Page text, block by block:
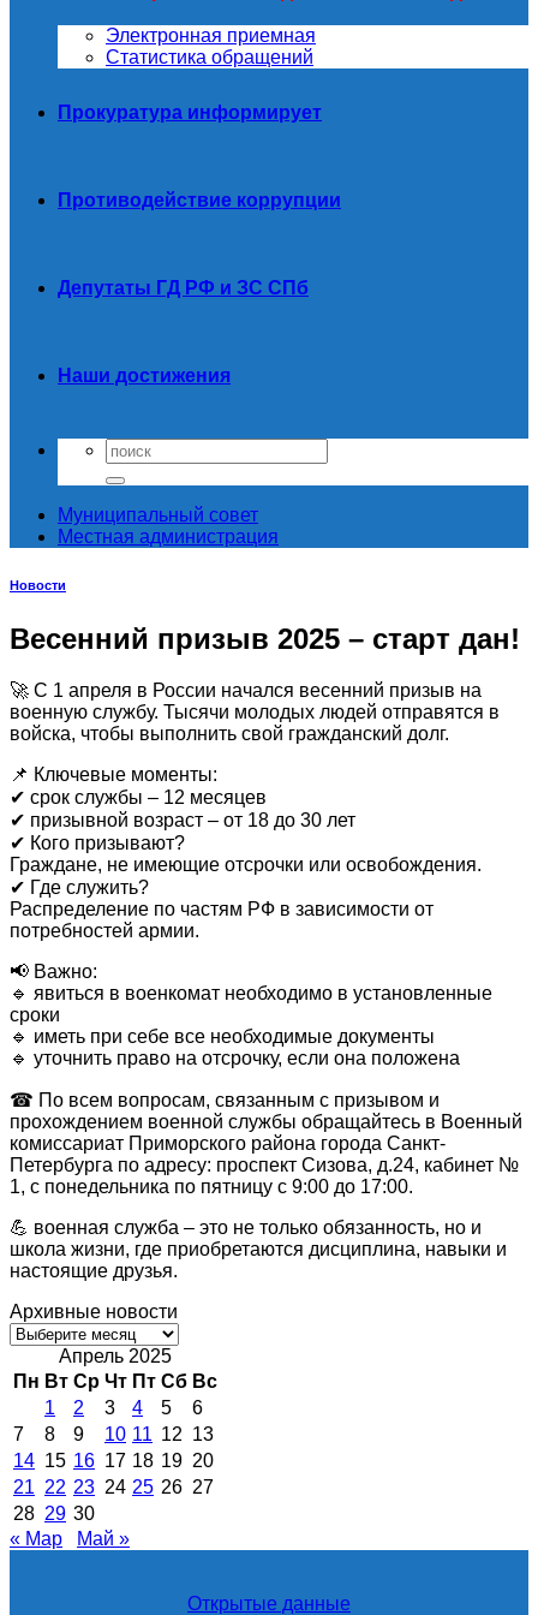
Электронная приемная
Статистика обращений
Прокуратура информирует
Противодействие коррупции
Депутаты ГД РФ и ЗС СПб
Наши достижения
Муниципальный совет
Местная администрация
Новости
Весенний призыв 2025 – старт дан!
🚀 С 1 апреля в России начался весенний призыв на
военную службу. Тысячи молодых людей отправятся в
войска, чтобы выполнить свой гражданский долг.
📌 Ключевые моменты:
✔ срок службы – 12 месяцев
✔ призывной возраст – от 18 до 30 лет
✔ Кого призывают?
Граждане, не имеющие отсрочки или освобождения.
✔ Где служить?
Распределение по частям РФ в зависимости от
потребностей армии.
📢 Важно:
🔹 явиться в военкомат необходимо в установленные
сроки
🔹 иметь при себе все необходимые документы
🔹 уточнить право на отсрочку, если она положена
☎ По всем вопросам, связанным с призывом и
прохождением военной службы обращайтесь в Военный
комиссариат Приморского района города Санкт-
Петербурга по адресу: проспект Сизова, д.24, кабинет №
1, с понедельника по пятницу с 9:00 до 17:00.
💪 военная служба – это не только обязанность, но и
школа жизни, где приобретаются дисциплина, навыки и
настоящие друзья.
Архивные новости
Архивные
новостиАпрель 2025
Пн Вт Ср Чт Пт Сб Вс
1
2 3 4 5
6
7
8 9 10 11 12 13
14 15 16 17 18 19 20
21 22 23 24 25 26 27
28 29 30
« Мар
Май »
Открытые данные